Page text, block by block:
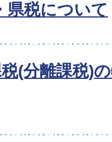
県税について
(分離課税)